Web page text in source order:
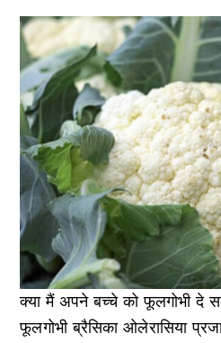
क्या मैं अपने बच्चे को फूलगोभी दे
फूलगोभी ब्रैसिका ओलेरासिया